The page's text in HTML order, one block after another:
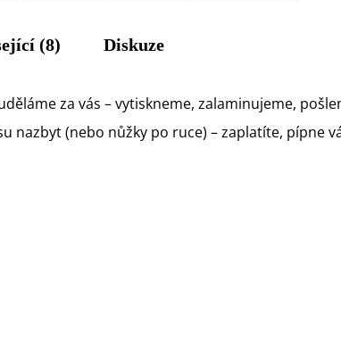
(8) Diskuze
za vás – vytiskneme, zalaminujeme,
nazbyt (nebo nůžky po ruce) – zaplatíte,